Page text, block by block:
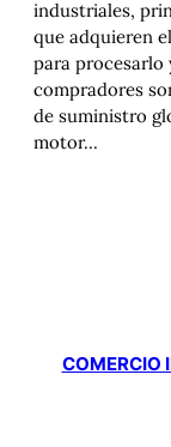
industriales,
que adquieren
para procesarlo
compradores
de suministro
motor…
COMERCIO